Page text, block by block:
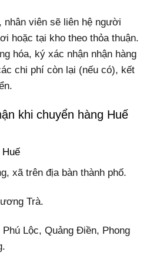
nhân viên sẽ liên hệ người
hoặc tại kho theo thỏa thuận.
hóa, ký xác nhận nhận hàng
chi phí còn lại (nếu có), kết
khi chuyển hàng Huế
Huế
xã trên địa bàn thành phố.
Trà.
Lộc, Quảng Điền, Phong